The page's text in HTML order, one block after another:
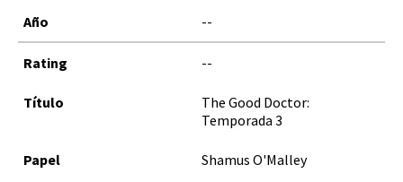
--
--
The Good Doctor:
Temporada 3
Shamus O'Malley